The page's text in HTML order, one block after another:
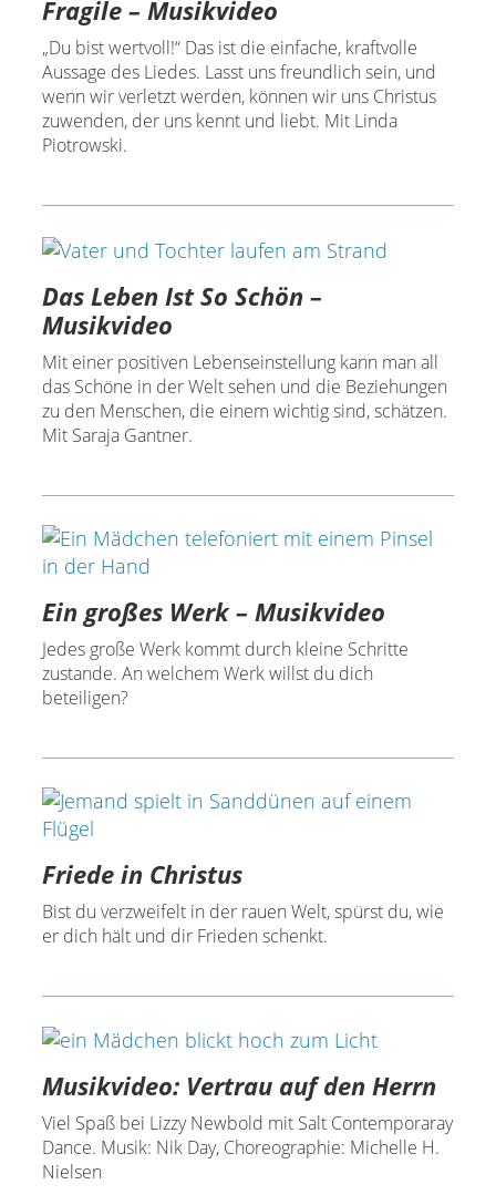
Fragile – Musikvideo
„Du bist wertvoll!“ Das ist die einfache, kraftvolle
Aussage des Liedes. Lasst uns freundlich sein, und
wenn wir verletzt werden, können wir uns Christus
zuwenden, der uns kennt und liebt. Mit Linda
Piotrowski.
Das Leben Ist So Schön –
Musikvideo
Mit einer positiven Lebenseinstellung kann man all
das Schöne in der Welt sehen und die Beziehungen
zu den Menschen, die einem wichtig sind, schätzen.
Mit Saraja Gantner.
Ein großes Werk – Musikvideo
Jedes große Werk kommt durch kleine Schritte
zustande. An welchem Werk willst du dich
beteiligen?
Friede in Christus
Bist du verzweifelt in der rauen Welt, spürst du, wie
er dich hält und dir Frieden schenkt.
Musikvideo: Vertrau auf den Herrn
Viel Spaß bei Lizzy Newbold mit Salt Contemporaray
Dance. Musik: Nik Day, Choreographie: Michelle H.
Nielsen